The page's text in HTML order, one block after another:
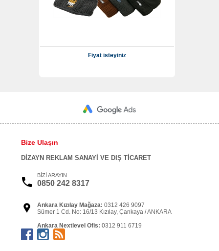
Fiyat isteyiniz
Bize Ulaşın
DİZAYN REKLAM SANAYİ VE DIŞ TİCARET
BİZİ ARAYIN
0850 242 8317
Ankara Kızılay Mağaza: 0312 426 9097
Sümer 1 Cd. No: 16/13 Kızılay, Çankaya / ANKARA
Ankara Nextlevel Ofis: 0312 911 6719
Kızılırmak Mah. Dumlupınar Bulv. NEXTLEVEL Tower
No:3-A D: 10 Söğütözü Çankaya / ANKARA